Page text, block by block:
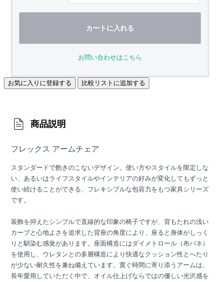
カートに入れる
お問い合わせはこちら
お気に入りに登録する 比較リストに追加する
商品説明
フレックス アームチェア
スタンダードで飽きのこないデザイン。使い方やスタイルを限定しな
い、あるいはライフスタイルやインテリアの好みが変化してもずっと
使い続けることができる、フレキシブルな包容力をもつ家具シリーズ
です。
装飾を抑えたシンプルで直線的な印象の椅子ですが、背もたれの浅い
カーブと心地よさを追求した背座の角度により、座ると身体がしっく
りと馴染む感覚があります。座面構造にはダイメトロール（布バネ）
を使用し、ウレタンとの多層構造により快適なクッション性とへたり
が少ない耐久性を兼ね備えています。寛ぐ時間に寄り添うアームは、
長年愛用していただく中で、オイル仕上げならではの優しい光沢感を